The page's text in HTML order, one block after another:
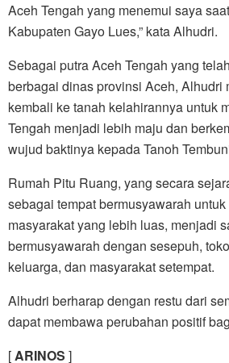
Aceh Tengah yang menemui saya
Kabupaten Gayo Lues,” kata Alhudri.
Sebagai putra Aceh Tengah yang
berbagai dinas provinsi Aceh, Alhudri
kembali ke tanah kelahirannya untuk
Tengah menjadi lebih maju dan
wujud baktinya kepada Tanoh
Rumah Pitu Ruang, yang secara
sebagai tempat bermusyawarah
masyarakat yang lebih luas, menjadi
bermusyawarah dengan sesepuh,
keluarga, dan masyarakat setempat.
Alhudri berharap dengan restu dari
dapat membawa perubahan positif
[ARINOS ]